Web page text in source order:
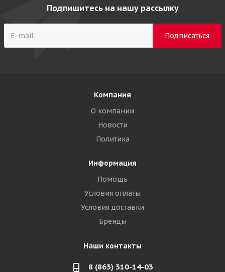
Подпишитесь на нашу рассылку
Компания
О компании
Новости
Политика
Информация
Помощь
Условия оплаты
Условия доставки
Бренды
Наши контакты
8 (863) 310-14-03